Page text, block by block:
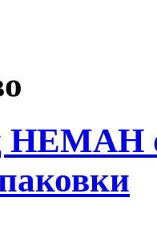
НЕМАН